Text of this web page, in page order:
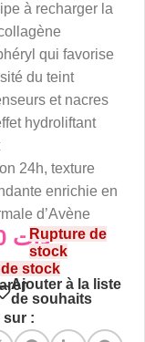
à recharger la
qui favorise
du teint
et nacres
hydroliftant
24h, texture
enrichie en
d’Avène
د.تRupture de
stock
stock
Ajouter à la liste
de souhaits
sur :